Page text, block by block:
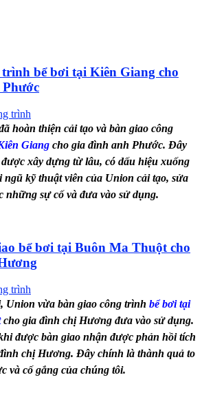
trình bể bơi tại Kiên Giang cho
trình
hoàn thiện cải tạo và bàn giao công
Giang cho gia đình anh Phước. Đây
xây dựng từ lâu, có dấu hiệu xuống
ngũ kỹ thuật viên của Union cải tạo, sửa
những sự cố và đưa vào sử dụng.
bể bơi tại Buôn Ma Thuột cho
trình
Union vừa bàn giao công trình bể bơi tại
cho gia đình chị Hương đưa vào sử dụng.
được bàn giao nhận được phản hồi tích
chị Hương. Đây chính là thành quả to
và cố gắng của chúng tôi.